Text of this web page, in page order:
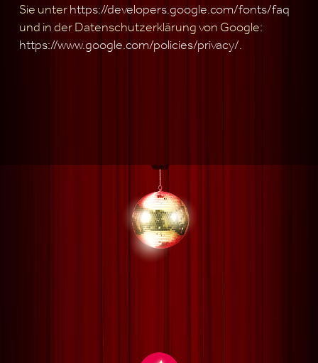
Sie unterhttps://developers.google.com/fonts/faq
und in der Datenschutzerklärung von Google:
https://www.google.com/policies/privacy/.